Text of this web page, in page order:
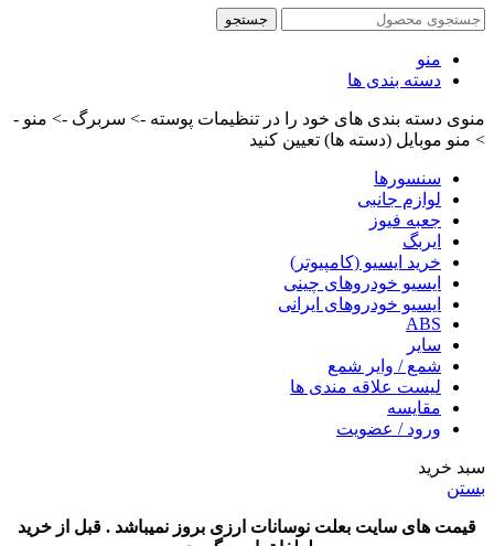
جستجو
منو
دسته بندی ها
منوی دسته بندی های خود را در تنظیمات پوسته -> سربرگ -> منو -
> منو موبایل (دسته ها) تعیین کنید
سنسورها
لوازم جانبی
جعبه فیوز
ایربگ
خرید ایسیو (کامپیوتر)
ایسیو خودروهای چینی
ایسیو خودروهای ایرانی
ABS
سایر
شمع / وایر شمع
لیست علاقه مندی ها
مقایسه
ورود / عضویت
سبد خرید
بستن
قیمت های سایت بعلت نوسانات ارزی بروز نمیباشد . قبل از خرید